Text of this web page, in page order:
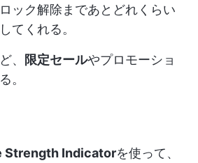
ック解除まであとどれくらい
てくれる。
、 限定セールやプロモーショ
。
Strength Indicatorを使って、